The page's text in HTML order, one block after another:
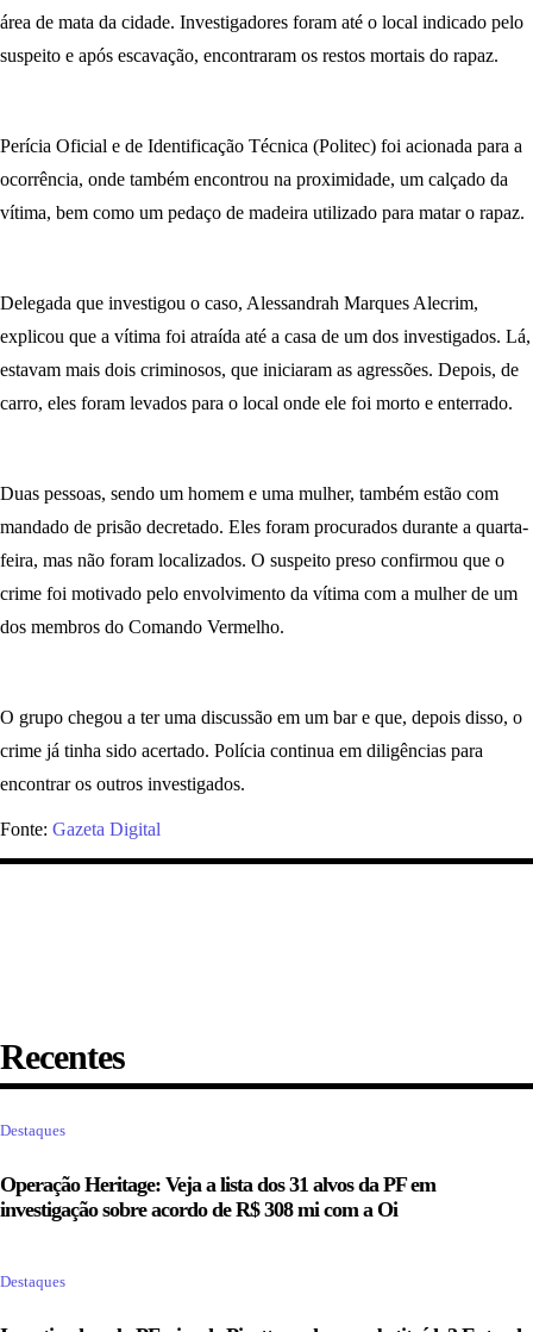
área de mata da cidade. Investigadores foram até o local indicado pelo
suspeito e após escavação, encontraram os restos mortais do rapaz.
Perícia Oficial e de Identificação Técnica (Politec) foi acionada para a
ocorrência, onde também encontrou na proximidade, um calçado da
vítima, bem como um pedaço de madeira utilizado para matar o rapaz.
Delegada que investigou o caso, Alessandrah Marques Alecrim,
explicou que a vítima foi atraída até a casa de um dos investigados. Lá,
estavam mais dois criminosos, que iniciaram as agressões. Depois, de
carro, eles foram levados para o local onde ele foi morto e enterrado.
Duas pessoas, sendo um homem e uma mulher, também estão com
mandado de prisão decretado. Eles foram procurados durante a quarta-
feira, mas não foram localizados. O suspeito preso confirmou que o
crime foi motivado pelo envolvimento da vítima com a mulher de um
dos membros do Comando Vermelho.
O grupo chegou a ter uma discussão em um bar e que, depois disso, o
crime já tinha sido acertado. Polícia continua em diligências para
encontrar os outros investigados.
Fonte: Gazeta Digital
Recentes
Destaques
Operação Heritage: Veja a lista dos 31 alvos da PF em
investigação sobre acordo de R$ 308 mi com a Oi
Destaques